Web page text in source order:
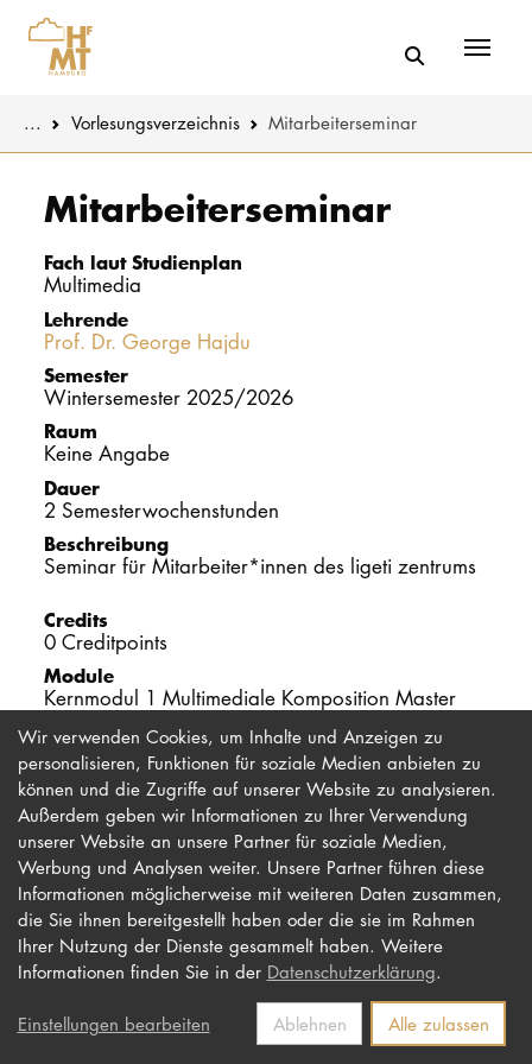
You are here:
... Vorlesungs­verzeichnis Mitarbeiterseminar
Mitarbeiterseminar
Fach laut Studienplan
Multimedia
Lehrende
Prof. Dr. George Hajdu
Semester
Wintersemester 2025/2026
Raum
Keine Angabe
Dauer
2 Semesterwochenstunden
Beschreibung
Seminar für Mitarbeiter*innen des ligeti zentrums
Credits
0 Creditpoints
Module
Kernmodul 1 Multimediale Komposition Master
Impressum
Datenschutz
Kontakt
Newsletter
Barrierefreiheit
Wir verwenden Cookies, um Inhalte und Anzeigen zu
personalisieren, Funktionen für soziale Medien anbieten zu
können und die Zugriffe auf unserer Website zu analysieren.
Außerdem geben wir Informationen zu Ihrer Verwendung
unserer Website an unsere Partner für soziale Medien,
Werbung und Analysen weiter. Unsere Partner führen diese
Informationen möglicherweise mit weiteren Daten zusammen,
die Sie ihnen bereitgestellt haben oder die sie im Rahmen
Ihrer Nutzung der Dienste gesammelt haben. Weitere
Informationen finden Sie in der Datenschutzerklärung.
Einstellungen bearbeiten Ablehnen Alle zulassen
myCampus
Online-